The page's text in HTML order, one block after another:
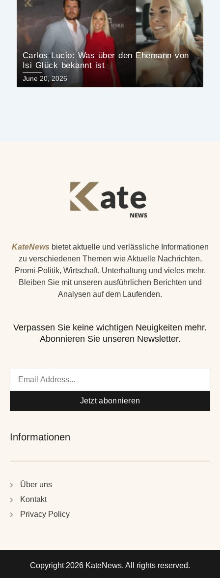
Carlos Lucio: Was über den Ehemann von
Isi Glück bekannt ist
Posted
on
June 20, 2026
KateNews bietet aktuelle und verlässliche Informationen
zu verschiedenen Themen wie Aktuelle Nachrichten,
Promi-Politik, Wirtschaft, Unterhaltung und vieles mehr.
Bleiben Sie mit unseren ausführlichen Berichten und
Analysen auf dem Laufenden.
Verpassen Sie keine wichtigen Neuigkeiten mehr.
Abonnieren Sie unseren Newsletter.
Jetzt abonnieren
Informationen
Über uns
Kontakt
Privacy Policy
Copyright 2026 KateNews. All rights reserved.